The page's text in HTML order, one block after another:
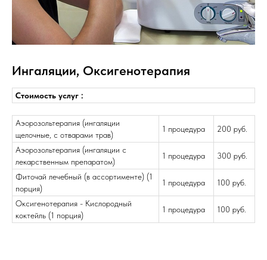
Ингаляции, Оксигенотерапия
Стоимость услуг :
Аэорозольтерапия (ингаляции
щелочные, с отварами трав)
1 процедура 200 руб.
Аэорозольтерапия (ингаляции с
лекарственным препаратом)
1 процедура 300 руб.
Фиточай лечебный (в ассортименте) (1
порция)
1 процедура 100 руб.
Оксигенотерапия - Кислородный
коктейль (1 порция)
1 процедура 100 руб.